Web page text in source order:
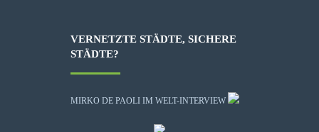
VERNETZTE STÄDTE, SICHERE
STÄDTE?
MIRKO DE PAOLI IM WELT-INTERVIEW